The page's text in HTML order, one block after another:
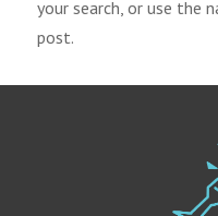
your search, or use the
post.